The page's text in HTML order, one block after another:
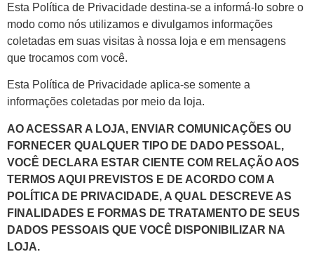
Esta Política de Privacidade destina-se a informá-lo sobre o
modo como nós utilizamos e divulgamos informações
coletadas em suas visitas à nossa loja e em mensagens
que trocamos com você.
Esta Política de Privacidade aplica-se somente a
informações coletadas por meio da loja.
AO ACESSAR A LOJA, ENVIAR COMUNICAÇÕES OU
FORNECER QUALQUER TIPO DE DADO PESSOAL,
VOCÊ DECLARA ESTAR CIENTE COM RELAÇÃO AOS
TERMOS AQUI PREVISTOS E DE ACORDO COM A
POLÍTICA DE PRIVACIDADE, A QUAL DESCREVE AS
FINALIDADES E FORMAS DE TRATAMENTO DE SEUS
DADOS PESSOAIS QUE VOCÊ DISPONIBILIZAR NA
LOJA.